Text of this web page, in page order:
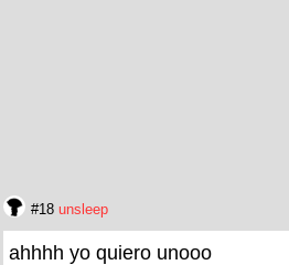
#18 unsleep
ahhhh yo quiero unooo